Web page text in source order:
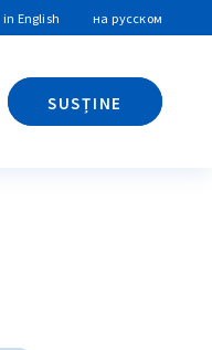
in English на русском
SUSȚINE
Caută